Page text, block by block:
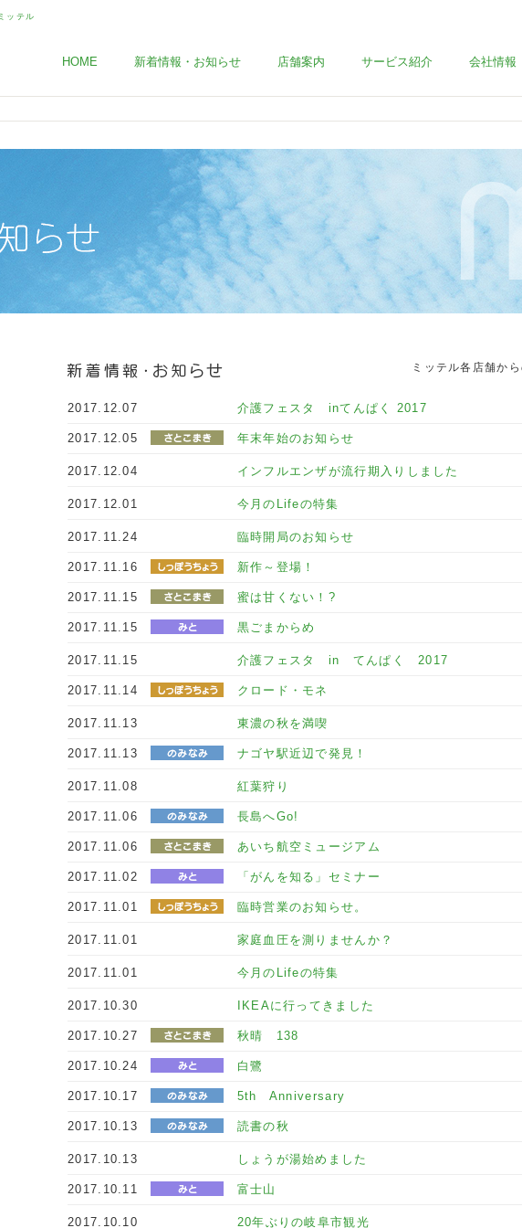
HOME 新着情報・お知らせ 店舗案内 サービス紹介 会社情報
ミッテル各店舗か
2017.12.07 介護フェスタ inてんぱく 2017
2017.12.05 年末年始のお知らせ
2017.12.04 インフルエンザが流行期入りしました
2017.12.01 今月のLifeの特集
2017.11.24 臨時開局のお知らせ
2017.11.16 新作～登場！
2017.11.15 蜜は甘くない！?
2017.11.15 黒ごまからめ
2017.11.15 介護フェスタ in てんぱく 2017
2017.11.14 クロード・モネ
2017.11.13 東濃の秋を満喫
2017.11.13 ナゴヤ駅近辺で発見！
2017.11.08 紅葉狩り
2017.11.06 長島へGo!
2017.11.06 あいち航空ミュージアム
2017.11.02 「がんを知る」セミナー
2017.11.01 臨時営業のお知らせ。
2017.11.01 家庭血圧を測りませんか？
2017.11.01 今月のLifeの特集
2017.10.30 IKEAに行ってきました
2017.10.27 秋晴 138
2017.10.24 白鷺
2017.10.17 5th Anniversary
2017.10.13 読書の秋
2017.10.13 しょうが湯始めました
2017.10.11 富士山
2017.10.10 20年ぶりの岐阜市観光